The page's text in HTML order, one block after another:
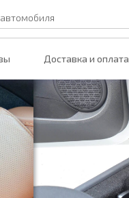
Доставка и оплата